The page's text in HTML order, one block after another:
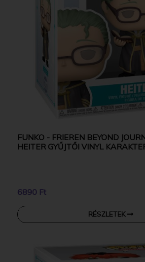
FUNKO - FRIEREN BEYOND
HEITER GYŰJTŐI VINYL
6890 Ft
RÉSZLETEK